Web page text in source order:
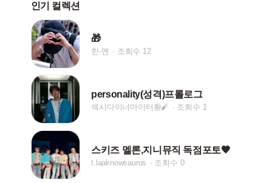
인기 컬렉션
🎁
한-멘 조회수 12
personality(성격)프롤로그
섹시다이너마이터황🧨 조회수 1
스키즈 멜론,지니뮤직 독점포토🧡
t.laaknowsaurus 조회수 0